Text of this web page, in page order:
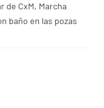
CxM, Marcha
baño en las pozas